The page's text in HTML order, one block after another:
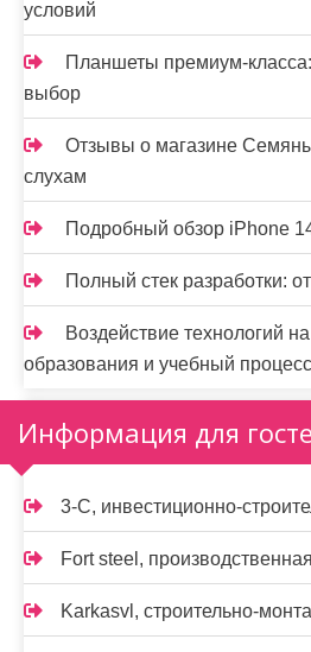
условий
Планшеты премиум-класса:
выбор
Отзывы о магазине
слухам
Подробный обзор iPhone
Полный стек разработки:
Воздействие технологий
образования и учебный процесс
Информация для
3-С, инвестиционно-
Fort steel,
Karkasvl, строительно-